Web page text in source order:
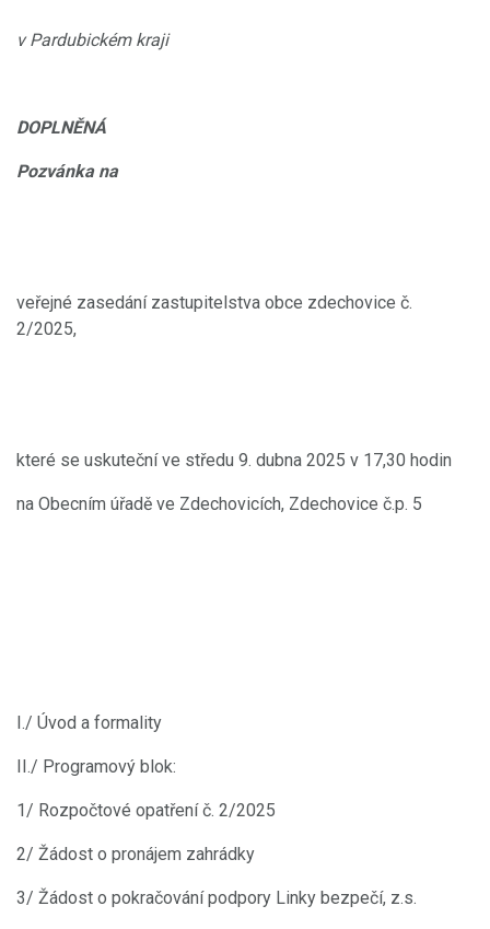
v Pardubickém kraji
DOPLNĚNÁ
Pozvánka na
veřejné zasedání zastupitelstva obce zdechovice č.
2/2025,
které se uskuteční ve středu 9. dubna 2025 v 17,30 hodin
na Obecním úřadě ve Zdechovicích, Zdechovice č.p. 5
I./ Úvod a formality
II./ Programový blok:
1/ Rozpočtové opatření č. 2/2025
2/ Žádost o pronájem zahrádky
3/ Žádost o pokračování podpory Linky bezpečí, z.s.